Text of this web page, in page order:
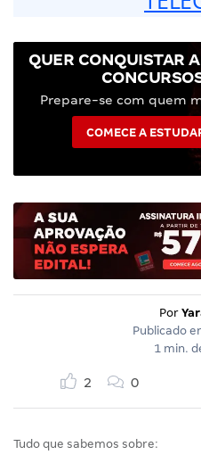
QUER CONQUISTAR
Prepare-se com quem
COMECE A
Por
Publicado
1 min.
2 0
Tudo que sabemos sobre: